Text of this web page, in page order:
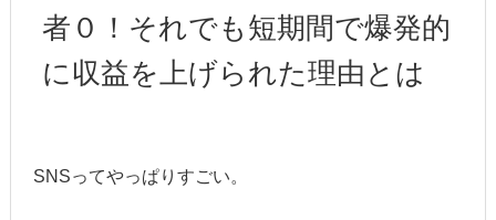
者０！それでも短期間で爆発的
に収益を上げられた理由とは
SNSってやっぱりすごい。